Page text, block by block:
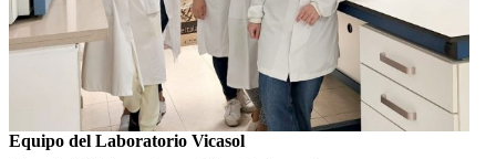
Equipo del Laboratorio Vicasol